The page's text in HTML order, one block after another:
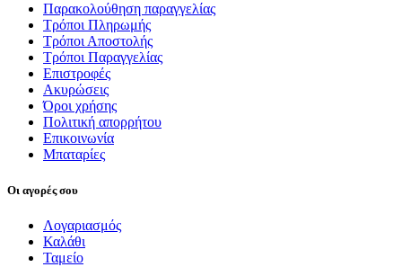
Παρακολούθηση παραγγελίας
Τρόποι Πληρωμής
Τρόποι Αποστολής
Τρόποι Παραγγελίας
Επιστροφές
Ακυρώσεις
Όροι χρήσης
Πολιτική απορρήτου
Επικοινωνία
Μπαταρίες
Οι αγορές σου
Λογαριασμός
Καλάθι
Ταμείο